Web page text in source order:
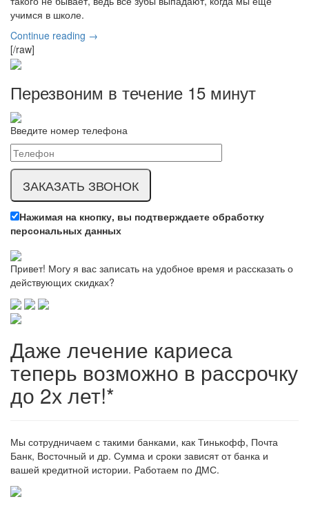
учимся в школе.
Continue reading →
[/raw]
Перезвоним в течение 15 минут
Введите номер телефона
Нажимая на кнопку, вы подтверждаете обработку
персональных данных
Привет! Могу я вас записать на удобное время и рассказать о
действующих скидках?
Даже лечение кариеса
теперь возможно в рассрочку
до 2х лет!*
Мы сотрудничаем с такими банками, как Тинькофф, Почта
Банк, Восточный и др. Сумма и сроки зависят от банка и
вашей кредитной истории. Работаем по ДМС.